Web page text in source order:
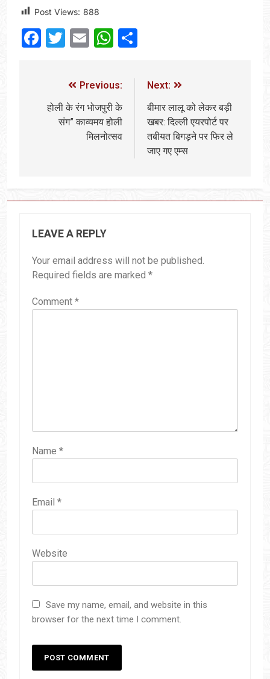
Post Views: 888
Facebook
Twitter
EmailWhatsApp
Previous:
होली के रंग भोजपुरी के
संग” काव्यमय होली
मिलनोत्सव
Next:
बीमार लालू को लेकर बड़ी
खबर: दिल्‍ली एयरपोर्ट पर
तबीयत बिगड़ने पर फिर ले
जाए गए एम्‍स
LEAVE A REPLY
Your email address will not be published.
Required fields are marked *
Comment *
Name *
Email *
Website
Save my name, email, and website in this
browser for the next time I comment.